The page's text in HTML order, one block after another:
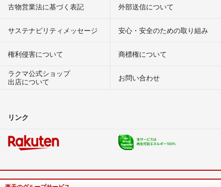
古物営業法に基づく表記 外部送信について
サステナビリティメッセージ 安心・安全のための取り組み
権利侵害について
商標権について
ラクマ公式ショップ
出店について
お問い合わせ
リンク